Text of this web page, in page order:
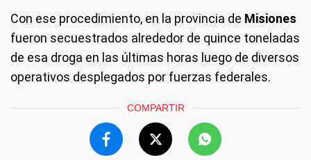
Con ese procedimiento, en la provincia de Misiones
fueron secuestrados alrededor de quince toneladas
de esa droga en las últimas horas luego de diversos
operativos desplegados por fuerzas federales.
COMPARTIR